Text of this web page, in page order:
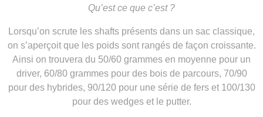
Qu’est ce que c’est ?
Lorsqu’on scrute les shafts présents dans un sac classique,
on s’aperçoit que les poids sont rangés de façon croissante.
Ainsi on trouvera du 50/60 grammes en moyenne pour un
driver, 60/80 grammes pour des bois de parcours, 70/90
pour des hybrides, 90/120 pour une série de fers et 100/130
pour des wedges et le putter.